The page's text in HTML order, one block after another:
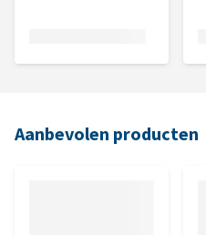
Aanbevolen producten